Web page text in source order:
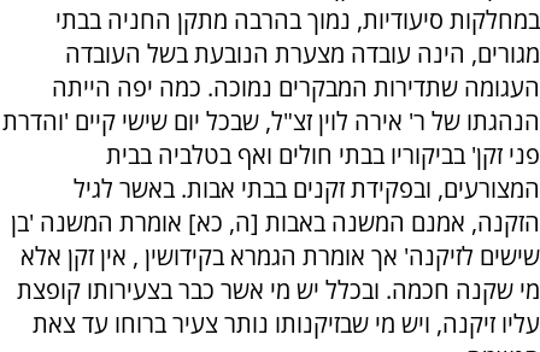
במחלקות סיעודיות, נמוך בהרבה מתקן החניה בבתי
מגורים, הינה עובדה מצערת הנובעת בשל העובדה
העגומה שתדירות המבקרים נמוכה. כמה יפה הייתה
הנהגתו של ר' אירה לוין זצ"ל, שבכל יום שישי קיים 'והדרת
פני זקן' בביקוריו בבתי חולים ואף בטלביה בבית
המצורעים, ובפקידת זקנים בבתי אבות. באשר לגיל
הזקנה, אמנם המשנה באבות [ה, כא] אומרת המשנה 'בן
שישים לזיקנה' אך אומרת הגמרא בקידושין , אין זקן אלא
מי שקנה חכמה. ובכלל יש מי אשר כבר בצעירותו קופצת
עליו זיקנה, ויש מי שבזיקנותו נותר צעיר ברוחו עד צאת